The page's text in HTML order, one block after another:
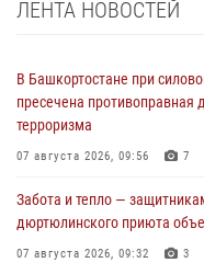
ЛЕНТА НОВОСТЕЙ
В Башкортостане при
пресечена противоправная
терроризма
07 августа 2026, 09:56 7
Забота и тепло —
дюртюлинского приюта
07 августа 2026, 09:32 3